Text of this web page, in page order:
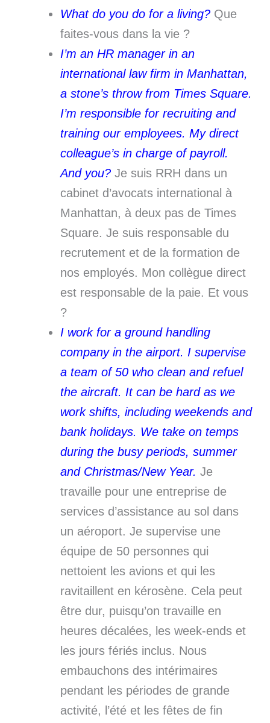
What do you do for a living? Que
faites-vous dans la vie ?
I’m an HR manager in an
international law firm in Manhattan,
a stone’s throw from Times Square.
I’m responsible for recruiting and
training our employees. My direct
colleague’s in charge of payroll.
And you? Je suis RRH dans un
cabinet d’avocats international à
Manhattan, à deux pas de Times
Square. Je suis responsable du
recrutement et de la formation de
nos employés. Mon collègue direct
est responsable de la paie. Et vous
?
I work for a ground handling
company in the airport. I supervise
a team of 50 who clean and refuel
the aircraft. It can be hard as we
work shifts, including weekends and
bank holidays. We take on temps
during the busy periods, summer
and Christmas/New Year. Je
travaille pour une entreprise de
services d’assistance au sol dans
un aéroport. Je supervise une
équipe de 50 personnes qui
nettoient les avions et qui les
ravitaillent en kérosène. Cela peut
être dur, puisqu’on travaille en
heures décalées, les week-ends et
les jours fériés inclus. Nous
embauchons des intérimaires
pendant les périodes de grande
activité, l’été et les fêtes de fin